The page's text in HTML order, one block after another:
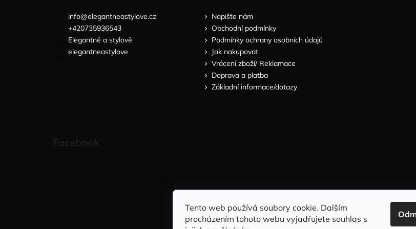
Tento web používá soubory cookie. Dalším
procházením tohoto webu vyjadřujete souhlas s
info@elegantneastylove.cz
+420735936543
Elegantně a stylově
elegantneastylove
Napište nám
Obchodní podmínky
Podmínky ochrany osobních údajů
Jak nakupovat
Vrácení zboží/ Reklamace
Doprava a platba
Základní informace/dotazy
Sleduj nás na
INFORMACE PRO VÁS